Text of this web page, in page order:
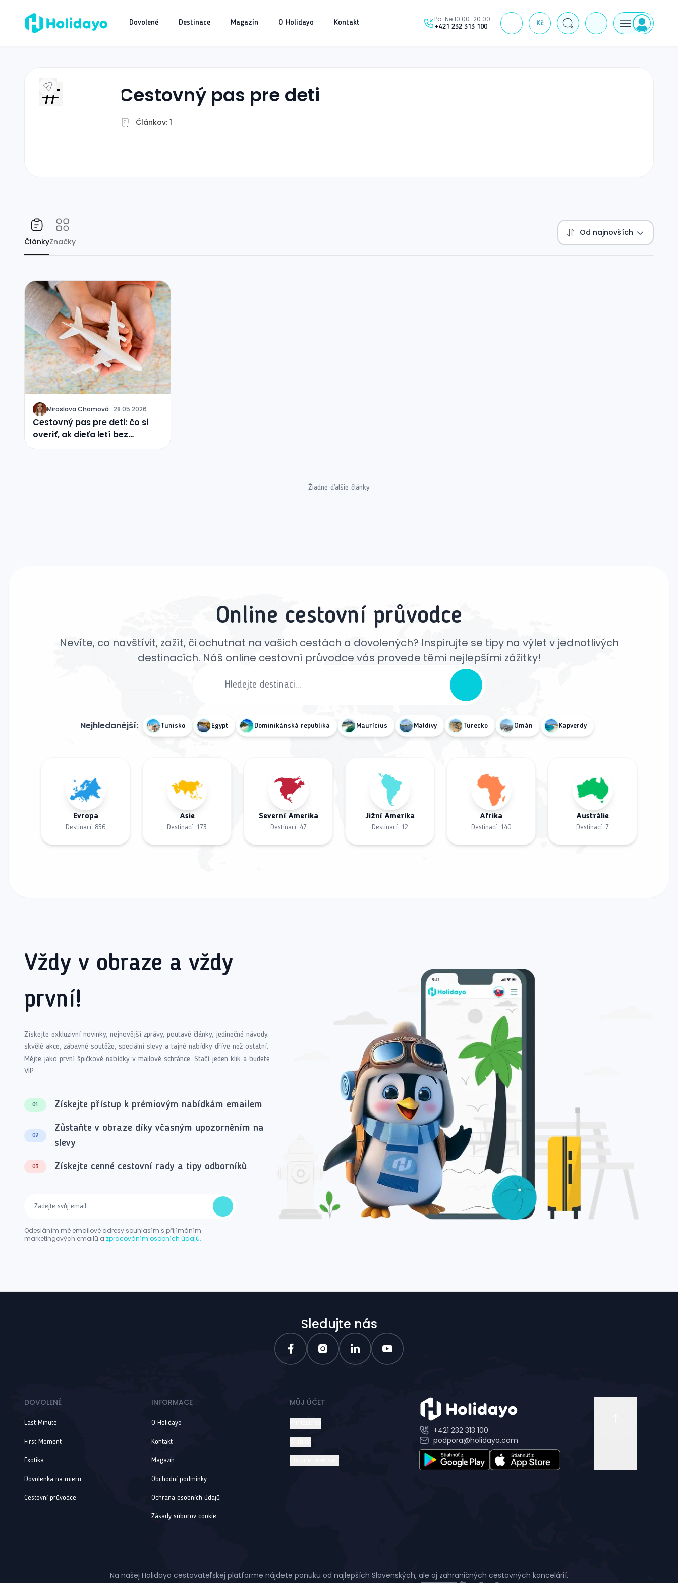
Dovolené Destinace Magazín O Holidayo Kontakt Po-Ne 10:00-20:00
+421 232 313 100 Kč J
cestovný pas pre deti
Článkov: 1
ČlánkyZnačky
Od najnovších
J Miroslava Chomová · 28.05.2026
Cestovný pas pre deti: čo si
overiť, ak dieťa letí bez
rodičov?
Žiadne ďalšie články
Online cestovní průvodce
Nevíte, co navštívit, zažít, či ochutnat na vašich cestách a dovolených? Inspirujte se tipy na výlet v jednotlivých
destinacích. Náš online cestovní průvodce vás provede těmi nejlepšími zážitky!
Nejhledanější: Tunisko Egypt Dominikánská republika Maurícius Maldivy Turecko Omán Kapverdy
Evropa
Destinací: 856
Asie
Destinací: 173
Severní Amerika
Destinací: 47
Jižní Amerika
Destinací: 12
Afrika
Destinací: 140
Austrálie
Destinací: 7
Vždy v obraze a vždy
první!
Získejte exkluzivní novinky, nejnovější zprávy, poutavé články, jedinečné návody,
skvělé akce, zábavné soutěže, speciální slevy a tajné nabídky dříve než ostatní.
Mějte jako první špičkové nabídky v mailové schránce. Stačí jeden klik a budete
VIP.
01 Získejte přístup k prémiovým nabídkám emailem
02
Zůstaňte v obraze díky včasným upozorněním na
slevy
03 Získejte cenné cestovní rady a tipy odborníků
Odesláním mé emailové adresy souhlasím s přijímáním
marketingových emailů a zpracováním osobních údajů.
Sledujte nás
+421 232 313 100
podpora@holidayo.com
DOVOLENÉ
Last Minute
First Moment
Exotika
Dovolenka na mieru
Cestovní průvodce
INFORMACE
O Holidayo
Kontakt
Magazín
Obchodní podmínky
Ochrana osobních údajů
Zásady súborov cookie
MŮJ ÚČET
Na našej Holidayo cestovateľskej platforme nájdete ponuku od najlepších Slovenských, ale aj zahraničných cestovných kancelárií.